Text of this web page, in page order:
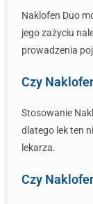
Naklofen Duo
jego zażyciu
prowadzenia
Czy
Stosowanie
dlatego lek ten
lekarza.
Czy